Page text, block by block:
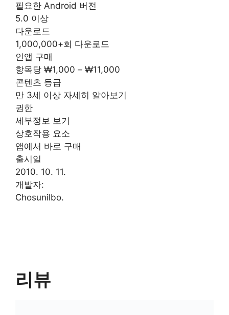
필요한 Android 버전
5.0 이상
다운로드
1,000,000+회 다운로드
인앱 구매
항목당 ₩1,000 – ₩11,000
콘텐츠 등급
만 3세 이상 자세히 알아보기
권한
세부정보 보기
상호작용 요소
앱에서 바로 구매
출시일
2010. 10. 11.
개발자:
Chosunilbo.
리뷰